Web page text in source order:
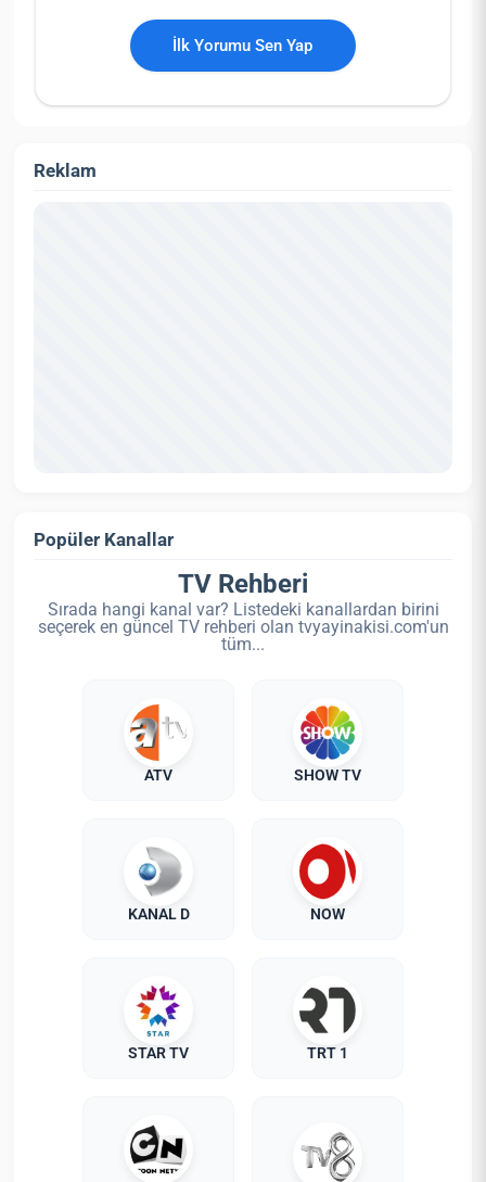
İlk Yorumu Sen Yap
Reklam
Popüler Kanallar
TV Rehberi
Sırada hangi kanal var? Listedeki kanallardan birini
seçerek en güncel TV rehberi olan tvyayinakisi.com'un
tüm...
ATV SHOW TV
KANAL D NOW
STAR TV TRT 1